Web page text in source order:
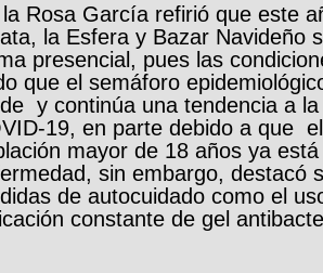
la Rosa García refirió que este
la Esfera y Bazar Navideño
presencial, pues las
que el semáforo
y continúa una tendencia a
19, en parte debido a que
mayor de 18 años ya
sin embargo, destacó
de autocuidado como el
constante de gel